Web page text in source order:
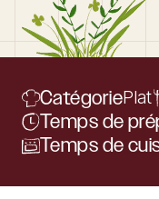
CatégoriePlat
Temps de
Temps de